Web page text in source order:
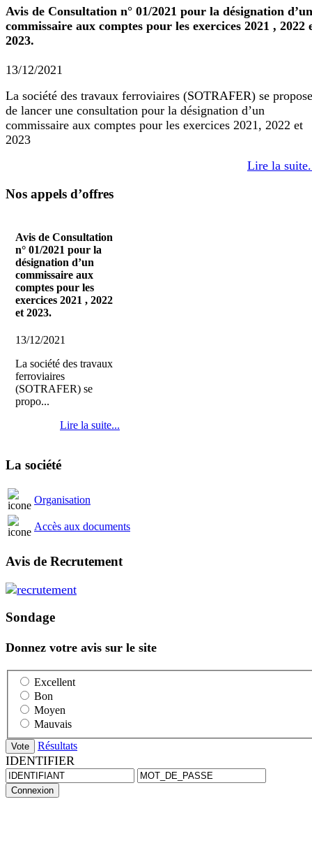
Avis de Consultation n° 01/2021 pour la désignation d’un
commissaire aux comptes pour les exercices 2021 , 2022
2023.
13/12/2021
La société des travaux ferroviaires (SOTRAFER) se propose
de lancer une consultation pour la désignation d’un
commissaire aux comptes pour les exercices 2021, 2022 et
2023
Lire la
Nos appels d’offres
Avis de Consultation
n° 01/2021 pour la
désignation d’un
commissaire aux
comptes pour les
exercices 2021 , 2022
et 2023.
13/12/2021
La société des travaux
ferroviaires
(SOTRAFER) se
propo...
Lire la suite...
La société
Organisation
Accès aux documents
Avis de Recrutement
Sondage
Donnez votre avis sur le site
Excellent
Bon
Moyen
Mauvais
Résultats
IDENTIFIER